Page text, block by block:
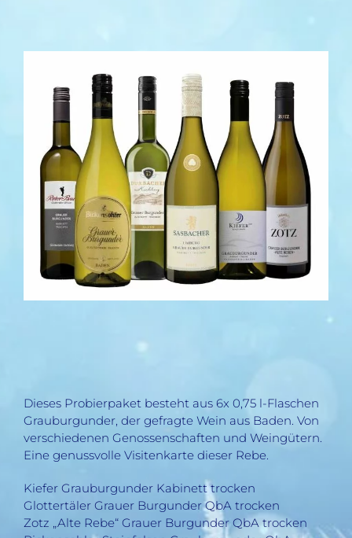
Dieses Probierpaket besteht aus 6x 0,75 l-Flaschen
Grauburgunder, der gefragte Wein aus Baden. Von
verschiedenen Genossenschaften und Weingütern.
Eine genussvolle Visitenkarte dieser Rebe.
Kiefer Grauburgunder Kabinett trocken
Glottertäler Grauer Burgunder QbA trocken
Zotz „Alte Rebe“ Grauer Burgunder QbA trocken